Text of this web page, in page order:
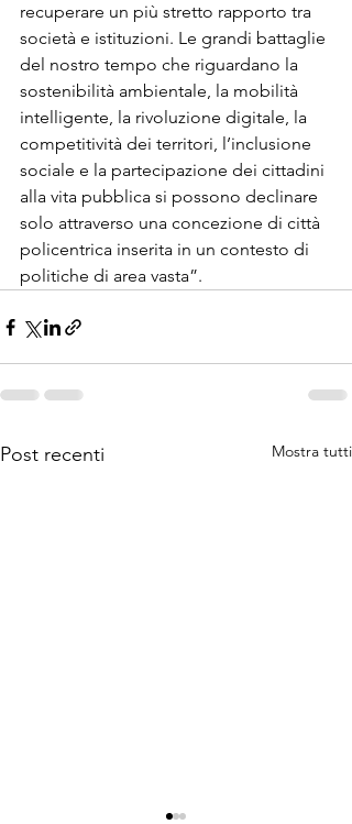
recuperare un più stretto rapporto tra
società e istituzioni. Le grandi battaglie
del nostro tempo che riguardano la
sostenibilità ambientale, la mobilità
intelligente, la rivoluzione digitale, la
competitività dei territori, l’inclusione
sociale e la partecipazione dei cittadini
alla vita pubblica si possono declinare
solo attraverso una concezione di città
policentrica inserita in un contesto di
politiche di area vasta”.
Post recenti Mostra tutti